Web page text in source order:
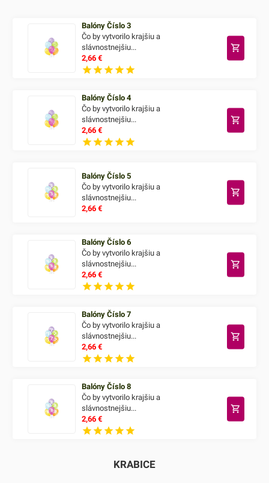
Balóny Číslo 3
Čo by vytvorilo krajšiu a
slávnostnejšiu...
2,66€
Balóny Číslo 4
Čo by vytvorilo krajšiu a
slávnostnejšiu...
2,66€
Balóny Číslo 5
Čo by vytvorilo krajšiu a
slávnostnejšiu...
2,66€
Balóny Číslo 6
Čo by vytvorilo krajšiu a
slávnostnejšiu...
2,66€
Balóny Číslo 7
Čo by vytvorilo krajšiu a
slávnostnejšiu...
2,66€
Balóny Číslo 8
Čo by vytvorilo krajšiu a
slávnostnejšiu...
2,66€
KRABICE